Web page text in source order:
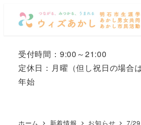
受付時間：9:00～21:00
定休日：月曜 （但し祝日の場合
年始
ホーム 新着情報 お知らせ
7/